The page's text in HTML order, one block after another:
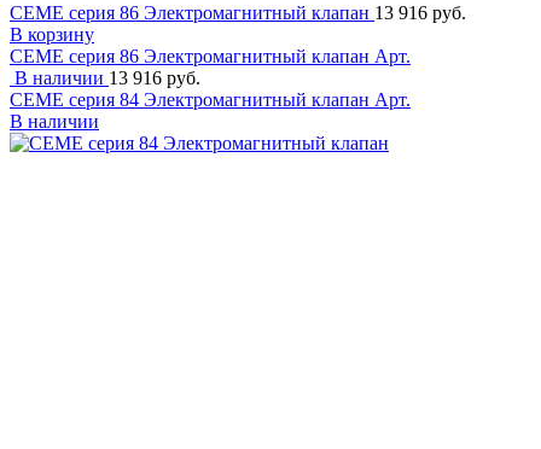
CEME серия 86 Электромагнитный клапан 13 916 руб.
В корзину
CEME серия 86 Электромагнитный клапан Арт.
В наличии 13 916 руб.
CEME серия 84 Электромагнитный клапан Арт.
В наличии